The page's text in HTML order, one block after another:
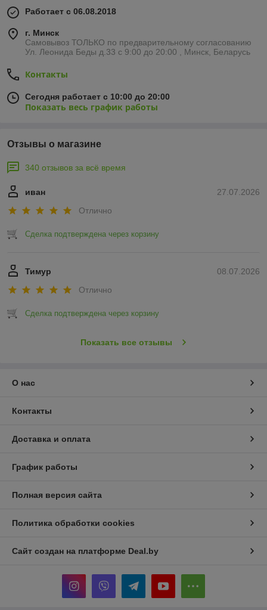
Работает с 06.08.2018
г. Минск
Самовывоз ТОЛЬКО по предварительному согласованию
Ул. Леонида Беды д.33 с 9:00 до 20:00 , Минск, Беларусь
Контакты
Сегодня работает с 10:00 до 20:00
Показать весь график работы
Отзывы о магазине
340 отзывов за всё время
27.07.2026
иван
Отлично
Сделка подтверждена через корзину
08.07.2026
Тимур
Отлично
Сделка подтверждена через корзину
Показать все отзывы
О нас
Контакты
Доставка и оплата
График работы
Полная версия сайта
Политика обработки cookies
Сайт создан на платформе Deal.by